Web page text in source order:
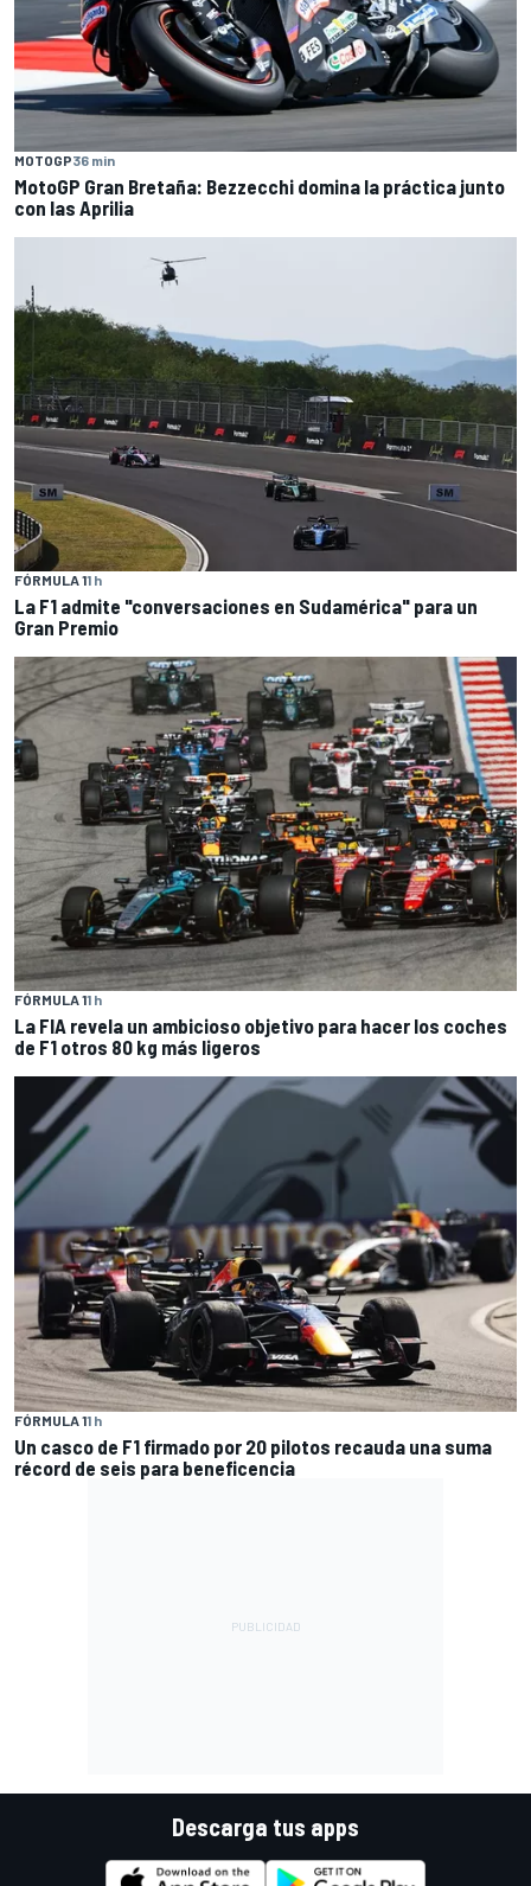
MOTOGP36 min
MotoGP Gran Bretaña: Bezzecchi domina la práctica junto
con las Aprilia
FÓRMULA 11 h
La F1 admite "conversaciones en Sudamérica" para un
Gran Premio
FÓRMULA 11 h
La FIA revela un ambicioso objetivo para hacer los coches
de F1 otros 80 kg más ligeros
FÓRMULA 11 h
Un casco de F1 firmado por 20 pilotos recauda una suma
récord de seis para beneficencia
Descarga tus apps